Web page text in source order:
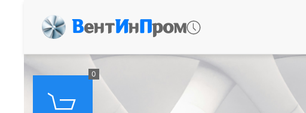
ВентИнПром
0